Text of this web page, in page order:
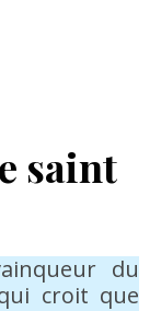
saint
du
croit que